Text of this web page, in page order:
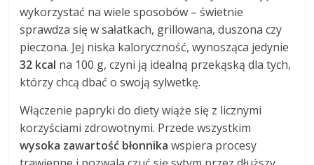
wykorzystać na wiele sposobów – świetnie
sprawdza się w sałatkach, grillowana, duszona czy
pieczona. Jej niska kaloryczność, wynosząca jedynie
32 kcal na 100 g, czyni ją idealną przekąską dla tych,
którzy chcą dbać o swoją sylwetkę.
Włączenie papryki do diety wiąże się z licznymi
korzyściami zdrowotnymi. Przede wszystkim
wysoka zawartość błonnika wspiera procesy